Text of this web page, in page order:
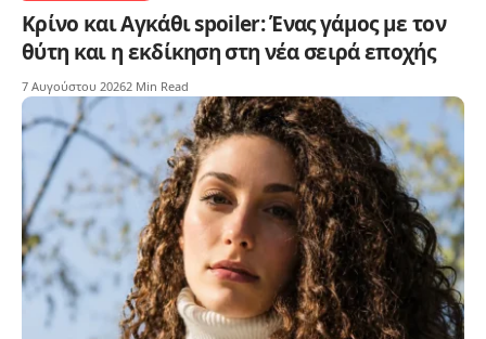
Κρίνο και Αγκάθι spoiler: Ένας γάμος με τον
θύτη και η εκδίκηση στη νέα σειρά εποχής
7 Αυγούστου 20262 Min Read